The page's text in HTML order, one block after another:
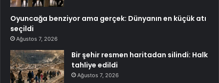
Oyuncağa benziyor ama gerçek: Dünyanın en küçük atı
seçildi
Ağustos 7, 2026
Bir şehir resmen haritadan silindi: Halk
tahliye edildi
Ağustos 7, 2026